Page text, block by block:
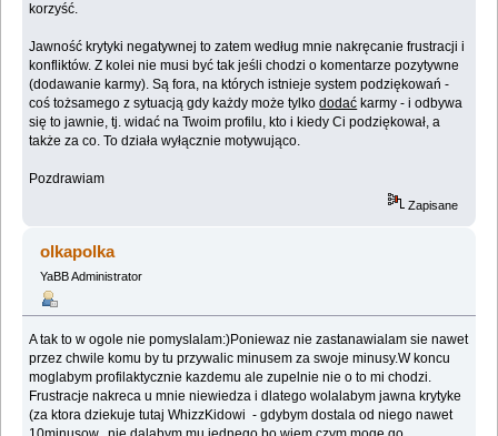
korzyść.
Jawność krytyki negatywnej to zatem według mnie nakręcanie frustracji i
konfliktów. Z kolei nie musi być tak jeśli chodzi o komentarze pozytywne
(dodawanie karmy). Są fora, na których istnieje system podziękowań -
coś tożsamego z sytuacją gdy każdy może tylkododać karmy - i odbywa
się to jawnie, tj. widać na Twoim profilu, kto i kiedy Ci podziękował, a
także za co. To działa wyłącznie motywująco.
Pozdrawiam
Zapisane
olkapolka
YaBB Administrator
A tak to w ogole nie pomyslalam:)Poniewaz nie zastanawialam sie nawet
przez chwile komu by tu przywalic minusem za swoje minusy.W koncu
moglabym profilaktycznie kazdemu ale zupelnie nie o to mi chodzi.
Frustracje nakreca u mnie niewiedza i dlatego wolalabym jawna krytyke
(za ktora dziekuje tutaj WhizzKidowi - gdybym dostala od niego nawet